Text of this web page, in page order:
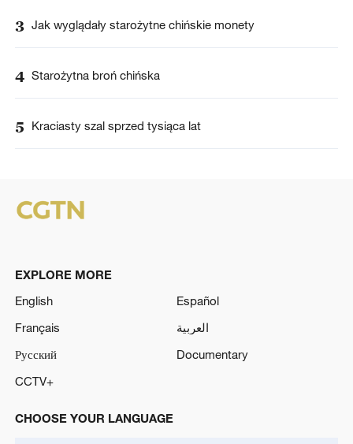
3 Jak wyglądały starożytne chińskie monety
4 Starożytna broń chińska
5 Kraciasty szal sprzed tysiąca lat
EXPLORE MORE
English
Español
Français
العربية
Русский
Documentary
CCTV+
CHOOSE YOUR LANGUAGE